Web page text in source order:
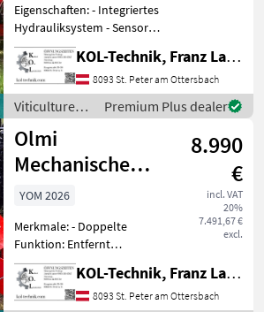
Eigenschaften: - Integriertes
Hydrauliksystem - Sensor
für präzises Arbeiten
zwischen Rebstöcken - Zwei
hydraulisch kippbare
Scheiben (beidseitig) -
Dreipunktanb
KOL-Technik, Franz Lampl-Küssner
8093 St. Peter am Ottersbach
Viticulture
equipment /
Olmi
Premium Plus dealer
Olmi
Mechanische
Gras- und
Stockbürste
einseitig
8.990
€
incl. VAT
20%
7.491,67 €
excl.
YOM 2026
Merkmale: - Doppelte
Funktion: Entfernt
Stockaustriebe und Gras in
einem Schritt - Schonende
Neigung: 15°-Neigung der
KOL-Technik, Franz Lampl-Küssner
8093 St. Peter am Ottersbach